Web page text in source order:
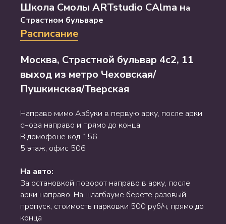
Школа Смолы ARTstudio CAlma на
Страстном бульваре
Расписание
Москва, Страстной бульвар 4с2, 11
выход из метро Чеховская/
Пушкинская/Тверская
Направо мимо Азбуки в первую арку, после арки
снова направо и прямо до конца.
В домофоне код 156
5 этаж, офис 506
На авто:
За остановкой поворот направо в арку, после
арки направо. На шлагбауме берете разовый
пропуск, стоимость парковки 500 руб/ч, прямо до
конца